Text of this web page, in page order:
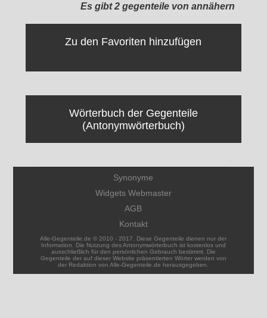
Es gibt 2 gegenteile von annähern
Zu den Favoriten hinzufügen
Wörterbuch der Gegenteile
(Antonymwörterbuch)
Synonyme
Widgets Webmaster
AGB
Kontakt
Alle-Gegenteile.de © 2010 - 2017. Diese Gegenteile dienen nur der
Information. Die Nutzung des Antonymwörterbuch ist kostenlos und
ausschließlich für den persönlichen Gebrauch bestimmt. Die
Gegenteile der auf dieser Website präsentierten Wörter werden von
der Redaktion von Alle-Gegenteile.de herausgegeben.